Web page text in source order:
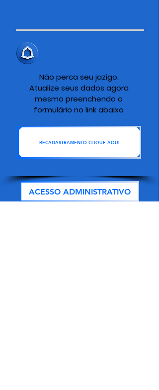
Não perca seu jazigo.
Atualize seus dados agora
mesmo preenchendo o
formulário no link abaixo
RECADASTRAMENTO CLIQUE AQUI
ACESSO ADMINISTRATIVO